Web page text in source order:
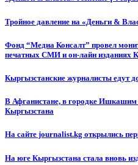
Тройное давление на «Деньги &
Фонд “Медиа Консалт” провел
печатных СМИ и он-лайн изданиях
Кыргызстанские журналисты едут
В Афганистане, в городке Ишкашим
Кыргызстана
На сайте journalist.kg открылись
На юге Кыргызстана стала вновь